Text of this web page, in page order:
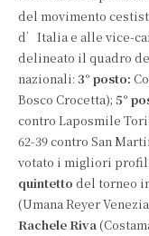
del movimento
d’Italia e alle vice-
delineato il quadro
nazionali: 3° posto:
Bosco Crocetta); 5°
contro Laposmile
62-39 contro San
votato i migliori
quintetto del torneo
(Umana Reyer
Rachele Riva